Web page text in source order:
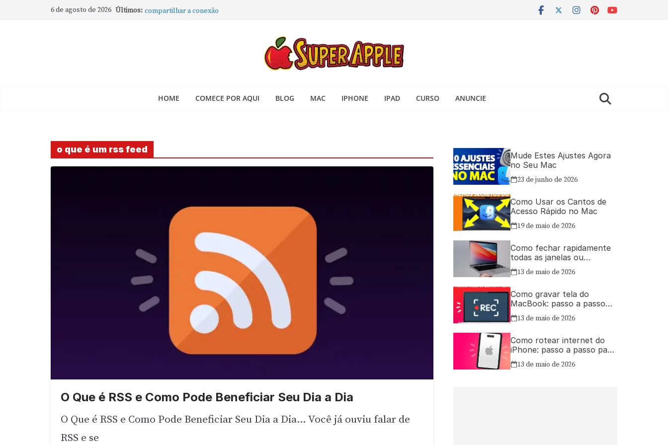
6 de agosto de 2026 Últimos:
compartilhar a conexão
Como Usar os Cantos de Acesso Rápido no Mac
Como fechar rapidamente todas as janelas ou aplicativos
Como gravar tela do MacBook: passo a passo simples
HOME COMECE POR AQUI BLOG MAC IPHONE IPAD CURSO ANUNCIE
o que é um rss feed
O Que é RSS e Como Pode Beneficiar Seu Dia a Dia
O Que é RSS e Como Pode Beneficiar Seu Dia a Dia… Você já ouviu falar de
RSS e se
Mude Estes Ajustes Agora
no Seu Mac
23 de junho de 2026
Como Usar os Cantos de
Acesso Rápido no Mac
19 de maio de 2026
Como fechar rapidamente
todas as janelas ou
aplicativos abertos no Mac
13 de maio de 2026
Como gravar tela do
MacBook: passo a passo
simples
13 de maio de 2026
Como rotear internet do
iPhone: passo a passo para
compartilhar a conexão
13 de maio de 2026